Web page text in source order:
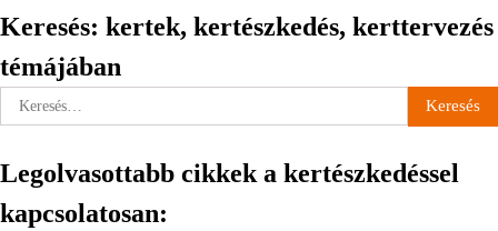
Keresés: kertek, kertészkedés, kerttervezés
témájában
Keresés:
Legolvasottabb cikkek a kertészkedéssel
kapcsolatosan: